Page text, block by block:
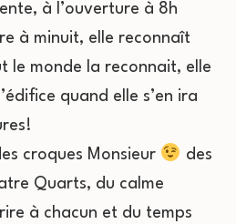
à l’ouverture à 8h
à minuit, elle reconnaît
le monde la reconnait, elle
quand elle s’en ira
croques Monsieur
des
Quarts, du calme
à chacun et du temps